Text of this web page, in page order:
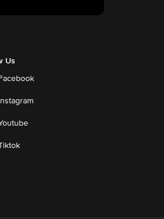
Us
Facebook
Instagram